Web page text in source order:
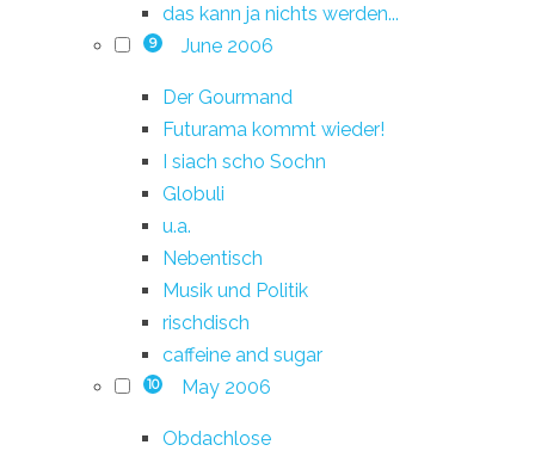
das kann ja nichts werden...
9 June 2006
Der Gourmand
Futurama kommt wieder!
I siach scho Sochn
Globuli
u.a.
Nebentisch
Musik und Politik
rischdisch
caffeine and sugar
10 May 2006
Obdachlose